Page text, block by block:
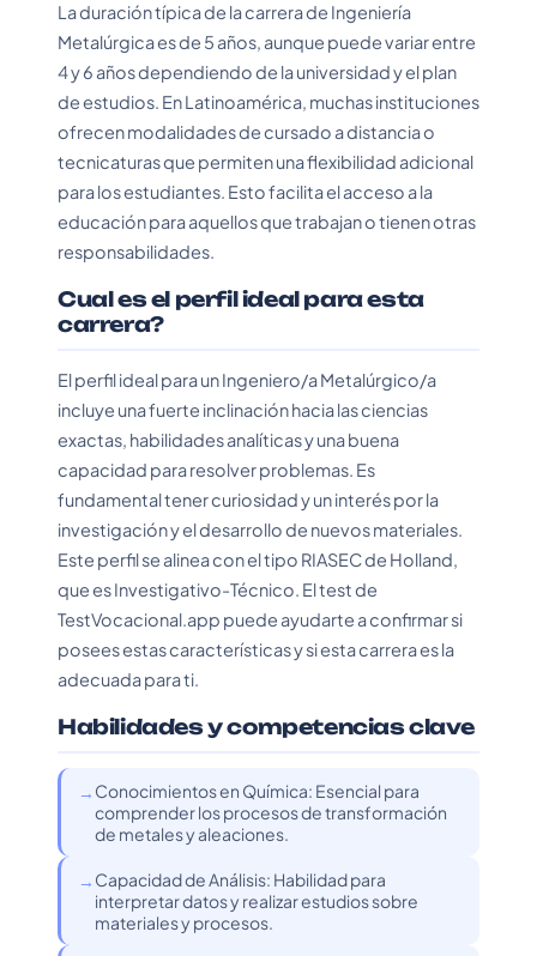
La duración típica de la carrera de Ingeniería
Metalúrgica es de 5 años, aunque puede variar entre
4 y 6 años dependiendo de la universidad y el plan
de estudios. En Latinoamérica, muchas instituciones
ofrecen modalidades de cursado a distancia o
tecnicaturas que permiten una flexibilidad adicional
para los estudiantes. Esto facilita el acceso a la
educación para aquellos que trabajan o tienen otras
responsabilidades.
Cual es el perfil ideal para esta
carrera?
El perfil ideal para un Ingeniero/a Metalúrgico/a
incluye una fuerte inclinación hacia las ciencias
exactas, habilidades analíticas y una buena
capacidad para resolver problemas. Es
fundamental tener curiosidad y un interés por la
investigación y el desarrollo de nuevos materiales.
Este perfil se alinea con el tipo RIASEC de Holland,
que es Investigativo-Técnico. El test de
TestVocacional.app puede ayudarte a confirmar si
posees estas características y si esta carrera es la
adecuada para ti.
Habilidades y competencias clave
Conocimientos en Química: Esencial para
comprender los procesos de transformación
de metales y aleaciones.
Capacidad de Análisis: Habilidad para
interpretar datos y realizar estudios sobre
materiales y procesos.